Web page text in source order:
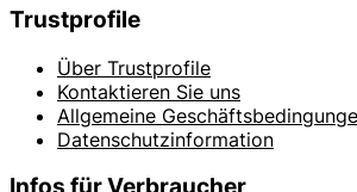
Trustprofile
Über Trustprofile
Kontaktieren Sie uns
Allgemeine
Datenschutzinformation